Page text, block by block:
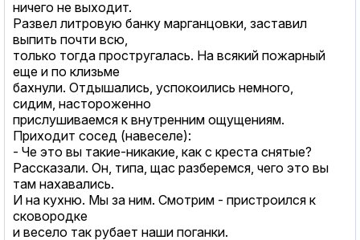
ничего не выходит.
Развел литровую банку марганцовки, заставил
выпить почти всю,
только тогда простругалась. На всякий пожарный
еще и по клизьме
бахнули. Отдышались, успокоились немного,
сидим, настороженно
прислушиваемся к внутренним ощущениям.
Приходит сосед (навеселе):
- Че это вы такие-никакие, как с креста снятые?
Рассказали. Он, типа, щас разберемся, чего это вы
там нахавались.
И на кухню. Мы за ним. Смотрим - пристроился к
сковородке
и весело так рубает наши поганки.